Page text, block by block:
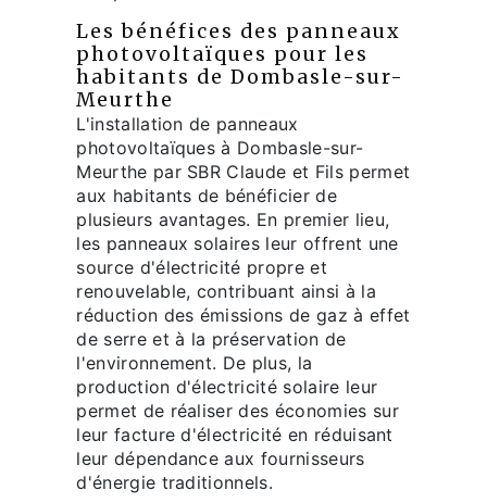
Les bénéfices des panneaux
photovoltaïques pour les
habitants de Dombasle-sur-
Meurthe
L'installation de panneaux
photovoltaïques à Dombasle-sur-
Meurthe par SBR Claude et Fils permet
aux habitants de bénéficier de
plusieurs avantages. En premier lieu,
les panneaux solaires leur offrent une
source d'électricité propre et
renouvelable, contribuant ainsi à la
réduction des émissions de gaz à effet
de serre et à la préservation de
l'environnement. De plus, la
production d'électricité solaire leur
permet de réaliser des économies sur
leur facture d'électricité en réduisant
leur dépendance aux fournisseurs
d'énergie traditionnels.